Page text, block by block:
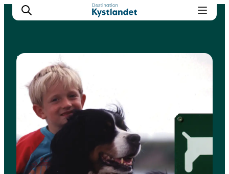
Det sker
Byer
Oplevelser
Overnatning
Køb billet
Naturområder